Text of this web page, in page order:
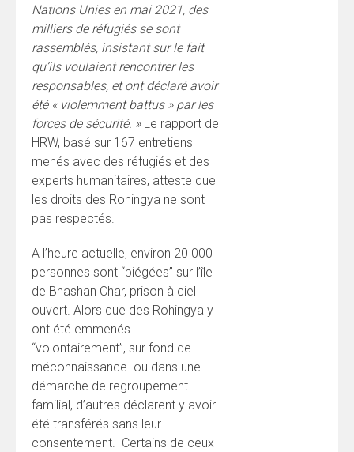
Nations Unies en mai 2021, des
milliers de réfugiés se sont
rassemblés, insistant sur le fait
qu’ils voulaient rencontrer les
responsables, et ont déclaré avoir
été « violemment battus » par les
forces de sécurité. »Le rapport de
HRW, basé sur 167 entretiens
menés avec des réfugiés et des
experts humanitaires, atteste que
les droits des Rohingya ne sont
pas respectés.
A l’heure actuelle, environ 20 000
personnes sont “piégées” sur l’île
de Bhashan Char, prison à ciel
ouvert. Alors que des Rohingya y
ont été emmenés
“volontairement”, sur fond de
méconnaissance ou dans une
démarche de regroupement
familial, d’autres déclarent y avoir
été transférés sans leur
consentement. Certains de ceux